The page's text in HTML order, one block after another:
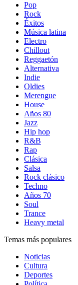
Pop
Rock
Éxitos
Música latina
Electro
Chillout
Reggaetón
Alternativa
Indie
Oldies
Merengue
House
Años 80
Jazz
Hip hop
R&B
Rap
Clásica
Salsa
Rock clásico
Techno
Años 70
Soul
Trance
Heavy metal
Temas más populares
Noticias
Cultura
Deportes